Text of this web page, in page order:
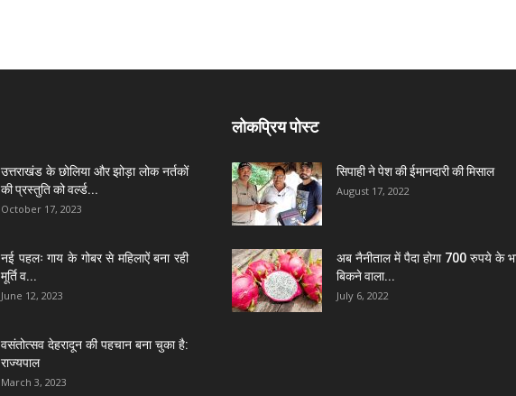
उत्तराखंड के छोलिया और झोड़ा लोक नर्तकों
की प्रस्तुति को वर्ल्ड...
October 17, 2023
नई पहलः गाय के गोबर से महिलाऐं बना रही
मूर्ति व...
June 12, 2023
वसंतोत्सव देहरादून की पहचान बना चुका है:
राज्यपाल
March 3, 2023
लोकप्रिय पोस्ट
सिपाही ने पेश की ईमानदारी की मिसाल
August 17, 2022
अब नैनीताल में पैदा होगा 700 रुपये के
बिकने वाला...
July 6, 2022